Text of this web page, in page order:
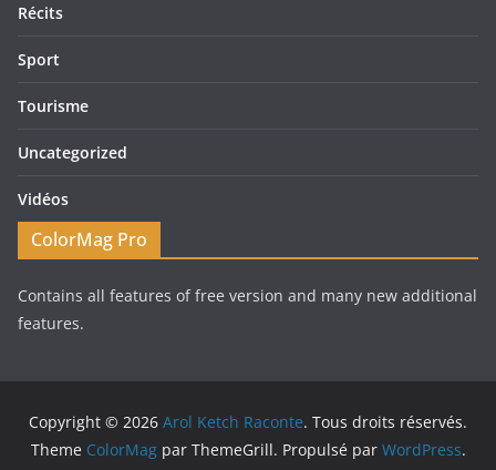
Récits
Sport
Tourisme
Uncategorized
Vidéos
ColorMag Pro
Contains all features of free version and many new additional
features.
Copyright © 2026 Arol Ketch Raconte. Tous droits réservés.
Theme ColorMagpar ThemeGrill. Propulsé par WordPress.